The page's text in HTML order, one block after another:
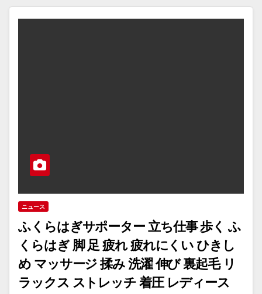
ニュース
ふくらはぎサポーター 立ち仕事 歩く ふ
くらはぎ 脚 足 疲れ 疲れにくい ひきし
め マッサージ 揉み 洗濯 伸び 裏起毛 リ
ラックス ストレッチ 着圧 レディース